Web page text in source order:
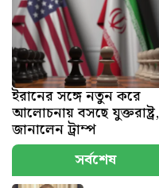
ইরানের সঙ্গে নতুন করে
আলোচনায় বসছে যুক্তরাষ্ট্র,
জানালেন ট্রাম্প
সর্বশেষ